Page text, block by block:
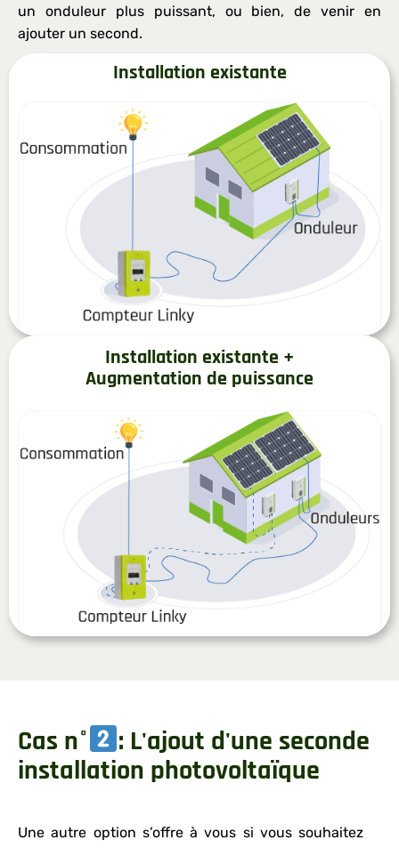
un onduleur plus puissant, ou bien, de venir en
ajouter un second.
Installation existante
Installation existante +
Augmentation de puissance​
Cas n°
: L'ajout d'une seconde
installation photovoltaïque
Une autre option s’offre à vous si vous souhaitez